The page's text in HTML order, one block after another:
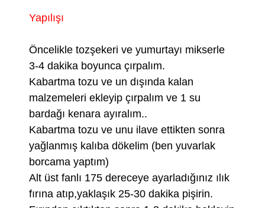
Yapılışı
Öncelikle tozşekeri ve yumurtayı mikserle
3-4 dakika boyunca çırpalım.
Kabartma tozu ve un dışında kalan
malzemeleri ekleyip çırpalım ve 1 su
bardağı kenara ayıralım..
Kabartma tozu ve unu ilave ettikten sonra
yağlanmış kalıba dökelim (ben yuvarlak
borcama yaptım)
Alt üst fanlı 175 dereceye ayarladığınız ılık
fırına atıp,yaklaşık 25-30 dakika pişirin.